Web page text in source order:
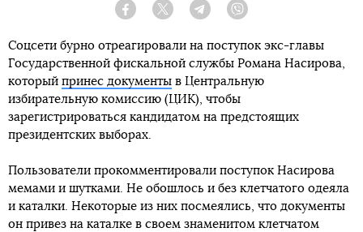
Facebook Twitter Telegram
Соцсети бурно отреагировали на поступок экс-главы
Государственной фискальной службы Романа Насирова,
который принес документы в Центральную
избирательную комиссию (ЦИК), чтобы
зарегистрироваться кандидатом на предстоящих
президентских выборах.
Пользователи прокомментировали поступок Насирова
мемами и шутками. Не обошлось и без клетчатого одеяла
и каталки. Некоторые из них посмеялись, что документы
он привез на каталке в своем знаменитом клетчатом